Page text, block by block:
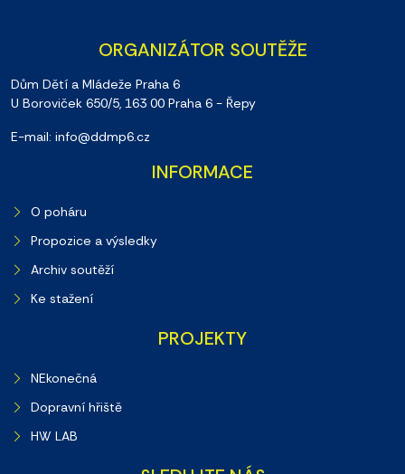
ORGANIZÁTOR SOUTĚŽE
Dům Dětí a Mládeže Praha 6
U Boroviček 650/5, 163 00 Praha 6 - Řepy
E-mail: info@ddmp6.cz
INFORMACE
O poháru
Propozice a výsledky
Archiv soutěží
Ke stažení
PROJEKTY
NEkonečná
Dopravní hřiště
HW LAB